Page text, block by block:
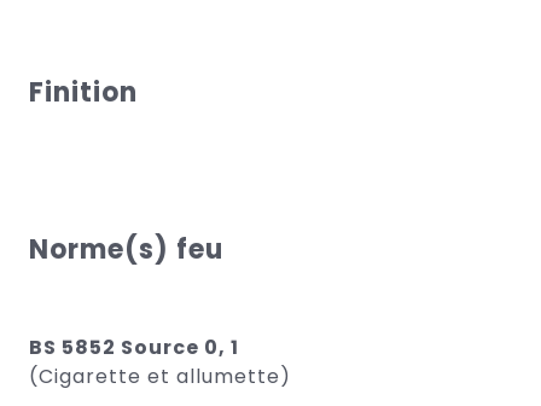
Finition
Norme(s) feu
BS 5852 Source 0, 1
(Cigarette et allumette)